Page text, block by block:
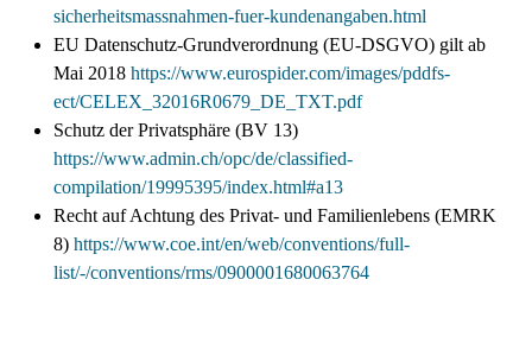
sicherheitsmassnahmen-fuer-kundenangaben.html
EU Datenschutz-Grundverordnung (EU-DSGVO) gilt ab
Mai 2018 https://www.eurospider.com/images/pddfs-
ect/CELEX_32016R0679_DE_TXT.pdf
Schutz der Privatsphäre (BV 13)
https://www.admin.ch/opc/de/classified-
compilation/19995395/index.html#a13
Recht auf Achtung des Privat- und Familienlebens (EMRK
8) https://www.coe.int/en/web/conventions/full-
list/-/conventions/rms/0900001680063764